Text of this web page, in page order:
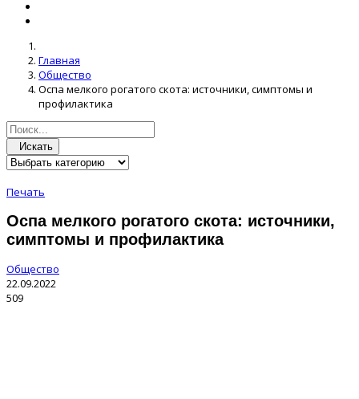
Главная
Общество
Оспа мелкого рогатого скота: источники, симптомы и
профилактика
Искать
Печать
Оспа мелкого рогатого скота: источники,
симптомы и профилактика
Общество
22.09.2022
509